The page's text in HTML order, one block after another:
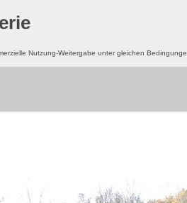
Nutzung-Weitergabe unter gleichen